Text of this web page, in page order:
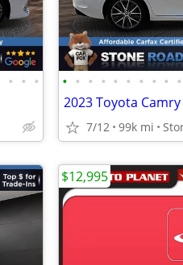
• • • • • • • • • • • • •
2023 Toyota
7/12 99k mi
$12,995